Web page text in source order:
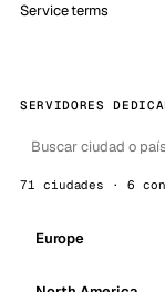
Service terms
SERVIDORES
71 ciudades · 6
Europe